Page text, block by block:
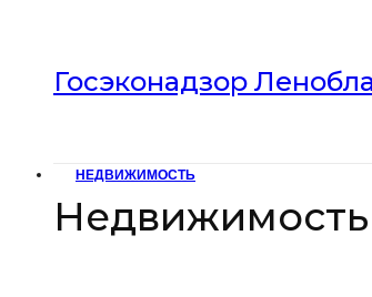
Госэконадзор
НЕДВИЖИМОСТЬ
Недвижимость